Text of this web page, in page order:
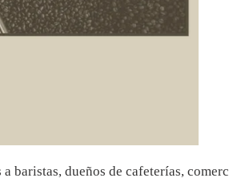
baristas, dueños de cafeterías,